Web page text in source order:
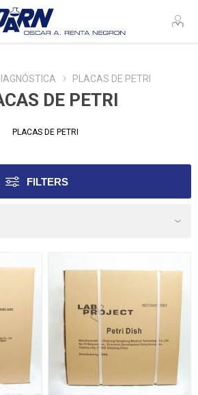
PLACAS DE PETRI
DE PETRI
PLACAS DE PETRI
FILTERS